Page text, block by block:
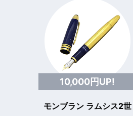
10,000円UP!
モンブラン ラムシス2世